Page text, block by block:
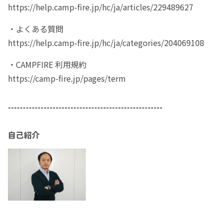
https://help.camp-fire.jp/hc/ja/articles/229489627
・よくある質問
https://help.camp-fire.jp/hc/ja/categories/204069108
・CAMPFIRE 利用規約
https://camp-fire.jp/pages/term
----------------------------------------------------
自己紹介